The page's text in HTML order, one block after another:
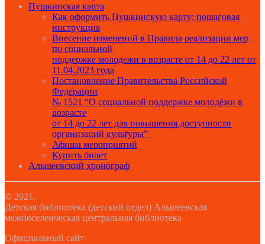
Пушкинская карта
Как оформить Пушкинскую карту: пошаговая
инструкция
Внесение изменений в Правила реализации мер
по социальной
поддержке молодежи в возрасте от 14 до 22 лет от
11.04.2023 года
Постановление Правительства Российской
Федерации
№ 1521 “О социальной поддержке молодёжи в
возрасте
от 14 до 22 лет для повышения доступности
организаций культуры”
Афиша мероприятий
Купить билет
Альшеевский хронограф
© 2021.
Детская библиотека (детский отдел) Альшеевская
межпоселенческая центральная библиотека
Официальный сайт